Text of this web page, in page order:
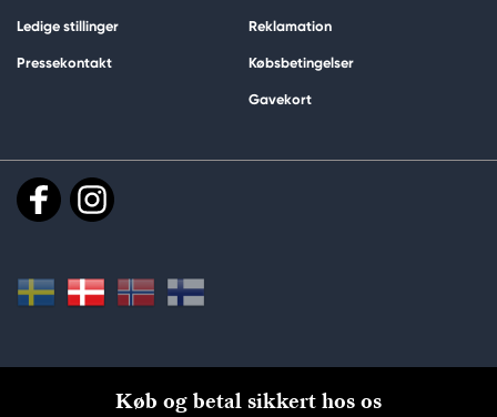
Ledige stillinger
Pressekontakt
Reklamation
Købsbetingelser
Gavekort
Køb og betal sikkert hos os